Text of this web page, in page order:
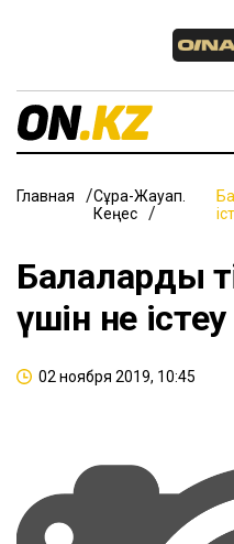
Главная
Сұрақ-Жауап.
Кеңес
Балалардың
үшін не
02 ноября 2019, 10:45